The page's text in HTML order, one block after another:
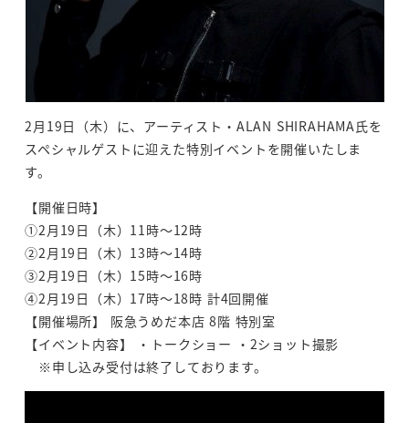
2月19日（木）に、アーティスト・ALAN SHIRAHAMA氏を
スペシャルゲストに迎えた特別イベントを開催いたしま
す。
【開催日時】
①2月19日（木）11時～12時
②2月19日（木）13時～14時
③2月19日（木）15時～16時
④2月19日（木）17時～18時 計4回開催
【開催場所】 阪急うめだ本店 8階 特別室
【イベント内容】 ・トークショー ・2ショット撮影
※申し込み受付は終了しております。